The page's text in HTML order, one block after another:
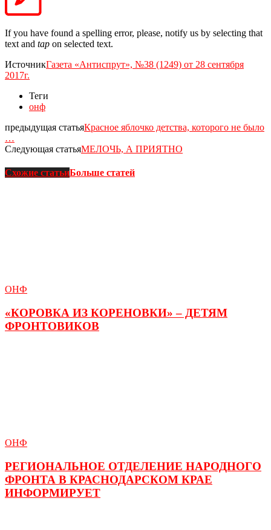
If you have found a spelling error, please, notify us by selecting that
text and tap on selected text.
ИсточникГазета «Антиспрут», №38 (1249) от 28 сентября
2017г.
Теги
онф
предыдущая статьяКрасное яблочко детства, которого не было
…
Следующая статьяМЕЛОЧЬ, А ПРИЯТНО
Схожие статьиБольше статей
ОНФ
«КОРОВКА ИЗ КОРЕНОВКИ» – ДЕТЯМ
ФРОНТОВИКОВ
ОНФ
РЕГИОНАЛЬНОЕ ОТДЕЛЕНИЕ НАРОДНОГО
ФРОНТА В КРАСНОДАРСКОМ КРАЕ
ИНФОРМИРУЕТ